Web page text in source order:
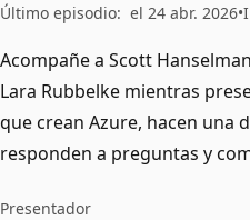
Último episodio: el 24 abr. 2026
Acompañe a Scott
Lara Rubbelke mientras
que crean Azure, hacen una
responden a preguntas y
Presentador